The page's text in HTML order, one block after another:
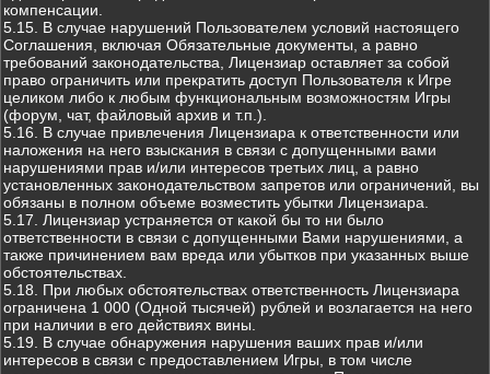
компенсации.
5.15. В случае нарушений Пользователем условий настоящего
Соглашения, включая Обязательные документы, а равно
требований законодательства, Лицензиар оставляет за собой
право ограничить или прекратить доступ Пользователя к Игре
целиком либо к любым функциональным возможностям Игры
(форум, чат, файловый архив и т.п.).
5.16. В случае привлечения Лицензиара к ответственности или
наложения на него взыскания в связи с допущенными вами
нарушениями прав и/или интересов третьих лиц, а равно
установленных законодательством запретов или ограничений, вы
обязаны в полном объеме возместить убытки Лицензиара.
5.17. Лицензиар устраняется от какой бы то ни было
ответственности в связи с допущенными Вами нарушениями, а
также причинением вам вреда или убытков при указанных выше
обстоятельствах.
5.18. При любых обстоятельствах ответственность Лицензиара
ограничена 1 000 (Одной тысячей) рублей и возлагается на него
при наличии в его действиях вины.
5.19. В случае обнаружения нарушения ваших прав и/или
интересов в связи с предоставлением Игры, в том числе